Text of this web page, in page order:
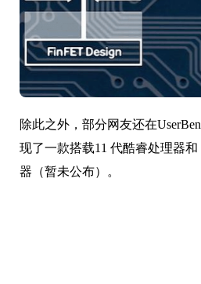
除此之外，部分网友还在
现了一款搭载11 代酷睿处理器
器（暂未公布）。